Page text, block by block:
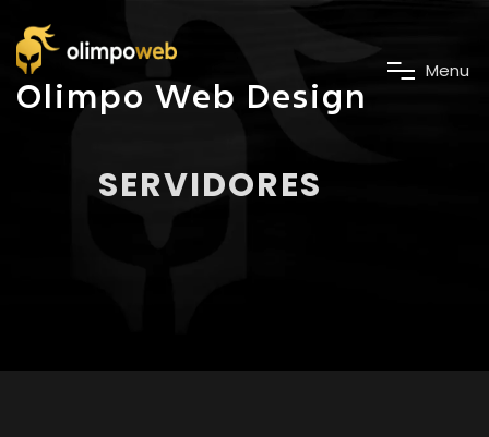
Olimpo Web Design
Menu
SERVIDORES